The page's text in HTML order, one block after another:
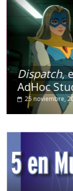
Dispatch,
AdHoc
25 noviembre,